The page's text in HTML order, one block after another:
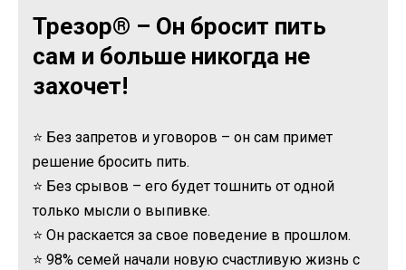
Трезор® – Он бросит пить
сам и больше никогда не
захочет!
⭐ Без запретов и уговоров – он сам примет
решение бросить пить.
⭐ Без срывов – его будет тошнить от одной
только мысли о выпивке.
⭐ Он раскается за свое поведение в прошлом.
⭐ 98% семей начали новую счастливую жизнь с